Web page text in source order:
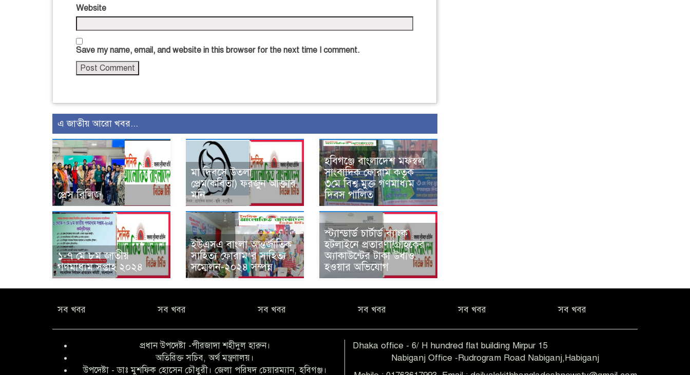
Website
Save my name, email, and website in this browser for the next time I comment.
এ জাতীয় আরো খবর...
প্রেস রিলিজ
মা দিবসে উতলা
প্রেম(কবিতা) ফরজুন আক্তার
মনি
হবিগঞ্জে বাংলাদেশ মফস্বল
সাংবাদিক ফোরাম কতৃক
৩মে বিশ্ব মুক্ত গণমাধ্যম
দিবস পালিত
১-৭ মে ৮ম জাতীয়
গণমাধ্যম সপ্তাহ ২০২৪
ইউএসএ বাংলা আন্তর্জাতিক
সাহিত্য ফোরাম’র সাহিত্য
সম্মেলন-২০২৪ সম্পন্ন
স্ট্যান্ডার্ড চার্টার্ড ব্যাংক
হটলাইনে প্রতারণা!গ্রাহকের
অ্যাকাউন্টের টাকা উধাও
হওয়ার অভিযোগ
সব খবর সব খবর সব খবর সব খবর সব খবর সব খবর
প্রধান উপদেষ্টা -পীরজাদা শহীদুল হারুন।
অতিরিক্ত সচিব, অর্থ মন্ত্রণালয়।
উপদেষ্টা - ডাঃ মুশফিক হোসেন চৌধুরী। জেলা পরিষদ চেয়ারম্যান, হবিগঞ্জ।
Dhaka office - 6/ H hundred flat building Mirpur 15
Nabiganj Office -Rudrogram Road Nabiganj,Habiganj